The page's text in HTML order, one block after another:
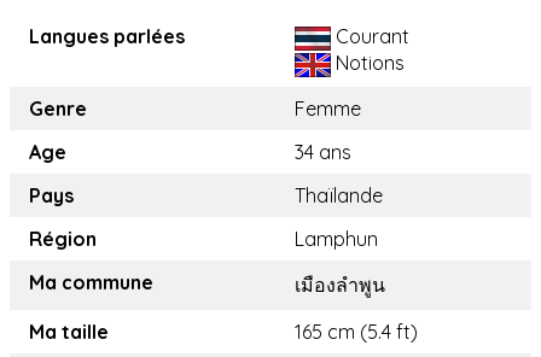
Langues parlées
Courant
Notions
Genre
Femme
Age
34 ans
Pays
Thaïlande
Région
Lamphun
Ma commune
เมืองลำพูน
Ma taille
165 cm (5.4 ft)